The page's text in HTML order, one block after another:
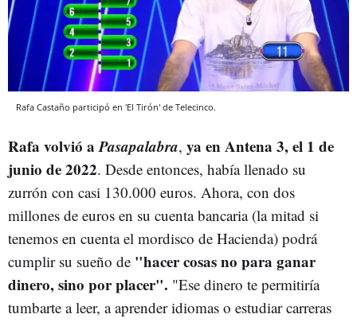
Rafa Castaño participó en 'El Tirón' de Telecinco.
Rafa volvió aPasapalabra, ya en Antena 3, el 1 de
junio de 2022. Desde entonces, había llenado su
zurrón con casi 130.000 euros. Ahora, con dos
millones de euros en su cuenta bancaria (la mitad si
tenemos en cuenta el mordisco de Hacienda) podrá
cumplir su sueño de "hacer cosas no para ganar
dinero, sino por placer". "Ese dinero te permitiría
tumbarte a leer, a aprender idiomas o estudiar carreras